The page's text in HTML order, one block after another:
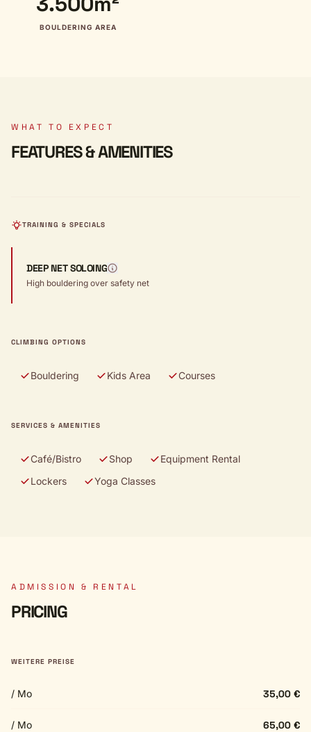
BOULDERING AREA
WHAT TO EXPECT
FEATURES & AMENITIES
TRAINING & SPECIALS
DEEP NET SOLOING
High bouldering over safety net
CLIMBING OPTIONS
Bouldering Kids Area Courses
SERVICES & AMENITIES
Café/Bistro Shop
Equipment Rental
Lockers
Yoga Classes
ADMISSION & RENTAL
PRICING
WEITERE PREISE
/ Mo 35,00 €
/ Mo 65,00 €